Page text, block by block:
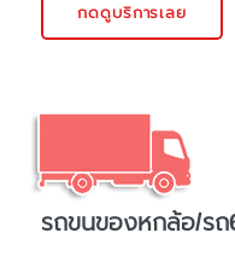
กดดูบริการเลย
รถขนของหกล้อ/ร